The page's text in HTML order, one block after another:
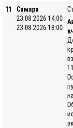
11
Самара
23.08.2026 14:00
23.08.2026 18:00